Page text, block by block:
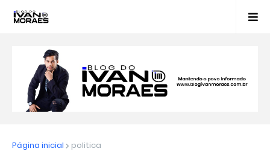
Página inicial politica